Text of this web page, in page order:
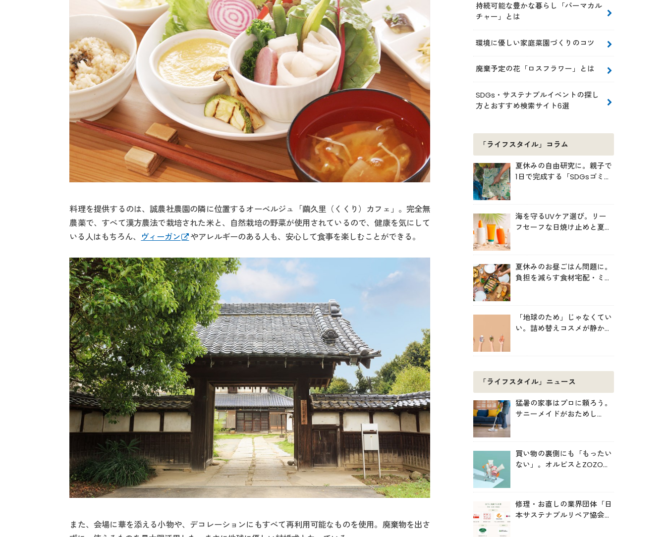
料理を提供するのは、誠農社農園の隣に位置するオーベルジュ「繭久里（くくり）カフェ」。完全無
農薬で、すべて漢方農法で栽培された米と、自然栽培の野菜が使用されているので、健康を気にして
いる人はもちろん、
ヴィーガン やアレルギーのある人も、安心して食事を楽しむことができる。
また、会場に華を添える小物や、デコレーションにもすべて再利用可能なものを使用。廃棄物を出さ
持続可能な豊かな暮らし「パーマカル
チャー」とは
環境に優しい家庭菜園づくりのコツ
廃棄予定の花「ロスフラワー」とは
SDGs・サステナブルイベントの探し
方とおすすめ検索サイト6選
「ライフスタイル」コラム
夏休みの自由研究に。親子で
1日で完成する「SDGsゴミ・
海を守るUVケア選び。リー
フセーフな日焼け止めと夏の
夏休みのお昼ごはん問題に。
負担を減らす食材宅配・ミー
「地球のため」じゃなくてい
い。詰め替えコスメが静かに
「ライフスタイル」ニュース
猛暑の家事はプロに頼ろう。
サニーメイドがおためし
買い物の裏側にも「もったい
ない」。オルビスとZOZOが
修理・お直しの業界団体「日
本サステナブルリペア協会